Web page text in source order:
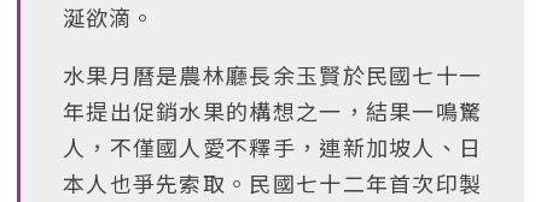
涎欲滴。
水果月曆是農林廳長余玉賢於民國七十一
年提出促銷水果的構想之一，結果一鳴驚
人，不僅國人愛不釋手，連新加坡人、日
本人也爭先索取。民國七十二年首次印製